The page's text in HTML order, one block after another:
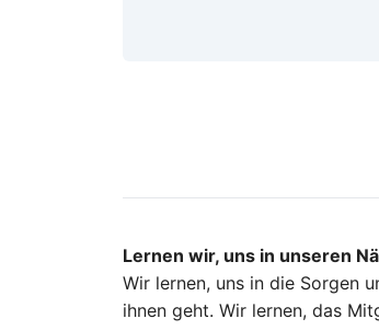
Lernen wir, uns in unseren
Wir lernen, uns in die Sorgen
ihnen geht. Wir lernen, das